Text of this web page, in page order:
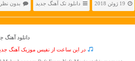
19 ژوئن 2018 دانلود تک آهنگ جدید بدون نظر
دانلود آهنگ
در این ساعت از نفیس موزیک آهنگ